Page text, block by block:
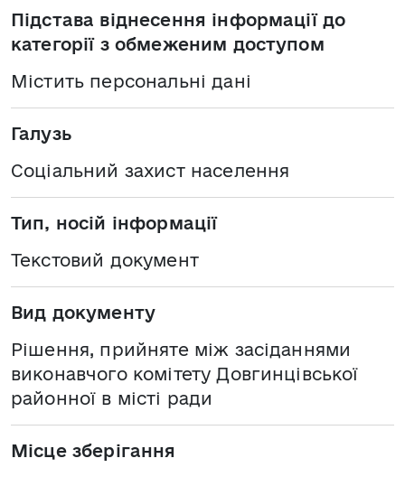
Підстава віднесення інформації до
категорії з обмеженим доступом
Містить персональні дані
Галузь
Соціальний захист населення
Тип, носій інформації
Текстовий документ
Вид документу
Рішення, прийняте між засіданнями
виконавчого комітету Довгинцівської
районної в місті ради
Місце зберігання